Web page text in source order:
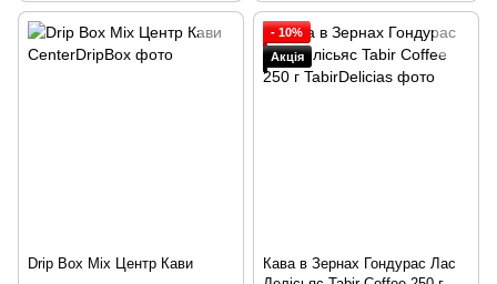
Drip Box Mix Центр Кави
- 10%
Акція
Кава в Зернах Гондурас Лас